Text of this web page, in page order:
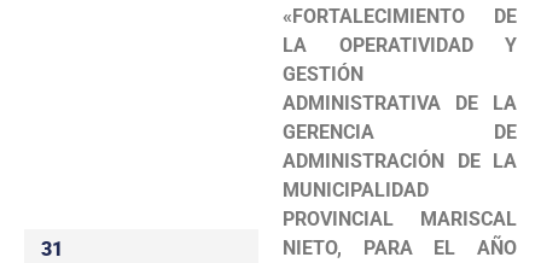
Intranet
31
«FORTALECIMIENTO DE
LA OPERATIVIDAD Y
GESTIÓN
ADMINISTRATIVA DE LA
GERENCIA DE
ADMINISTRACIÓN DE LA
MUNICIPALIDAD
PROVINCIAL MARISCAL
NIETO, PARA EL AÑO